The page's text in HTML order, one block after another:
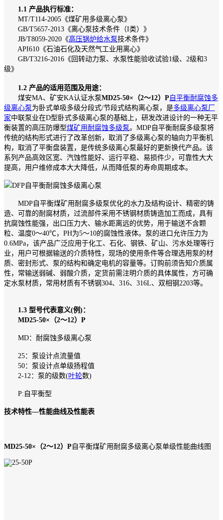
1.1 产品执行标准：
MT/T114-2005《煤矿用多级离心泵》
GB/T5657-2013《离心泵技术条件（I类）》
JB/T8059-2020《高压锅炉给水泵技术条件》
API610《石油石化及天然气工业用离心》
GB/T3216-2016《回转动力泵、水泵性能验收试验1级、2级和3
级》
1.2 产品的适用范围及用途：
煤安MA、矿安KA认证水泵MD25-50×（2～12）P 自平衡耐腐蚀多
级离心泵 为卧式单吸多级分段式/节段式结构离心泵，是多级离心泵厂
家中联泵业在D型卧式多级离心泵的基础上，研发改进设计的一种无平
衡装置的高压防爆型煤矿用耐腐蚀多级泵。MDP自平衡耐腐多级泵将
传统的结构形式进行了改革创新，取消了多级离心泵的轴向力平衡机
构，取消了平衡盘装置，是传统多级离心泵最好的更新换代产品。该
系列产品高效区宽、汽蚀性能好、运行平稳、易损件少，可靠性大大
提高，用户维修成本大大降低，从而降低泵的寿命周期成本。
MDP自平衡煤矿用耐腐多级泵优化的水力及结构设计、精密的铸
造、可靠的耐腐材质，过流部件采用不锈钢材质铸造加工而成，具有
抗腐蚀性能强，出口压力大、输水距离远的优势，用于输送不含颗
粒、温度0～40℃，PH为5～10的腐蚀性液体。泵的进口允许压力为
0.6MPa，该产品广泛应用于化工、石化、钢铁、矿山、污水处理等行
业，用户可根据输送的介质特性，现场的使用条件等合理选用泵的材
质、密封形式、泵的结构和确定电机的容量等。订购前须告知介质属
性，常输送弱碱、弱酸介质，定货前需注明介质的具体属性，方可确
定水泵材质，常用材质有不锈钢304、316、316L、双相钢2203等。
1.3 型号代表意义(例)：
MD25-50×（2～12）P
MD：耐腐蚀多级离心泵
25：泵设计点流量值
50：泵设计点单级扬程值
2-12：泵的级数(叶轮数)
P:自平衡型
技术特性—性能曲线及性能表
MD25-50×（2～12）P 自平衡煤矿用耐腐多级离心泵单级性能曲线图